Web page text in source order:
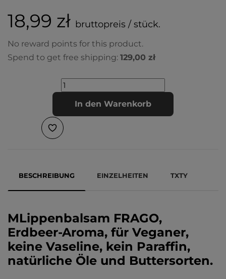
18,99 zł bruttopreis / stück.
No reward points for this product.
Spend to get free shipping: 129,00 zł
In den Warenkorb
BESCHREIBUNG EINZELHEITEN TXTY
MLippenbalsam FRAGO,
Erdbeer-Aroma, für Veganer,
keine Vaseline, kein Paraffin,
natürliche Öle und Buttersorten.